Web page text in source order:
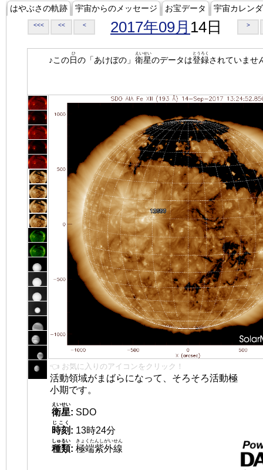
はやぶさの軌跡 宇宙からのメッセージ お宝データ 宇宙カレン
<<< << < 2017年09月 14日 >
♪この日
ひ
の「あけぼの」 衛星
えいせい
のデータは登録
とうろく
されていませ
👈 お気に入りのアイコンをクリック！
活動領域がまばらになって、そろそろ活動極
小期です。
衛星
えいせい
: SDO
時刻
じこく
: 13時24分
種類
しゅるい
: 極端紫外線
きょくたんしがいせん